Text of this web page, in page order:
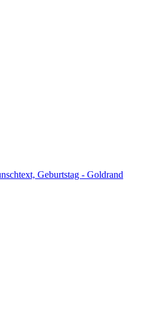
Geburtstag - Goldrand